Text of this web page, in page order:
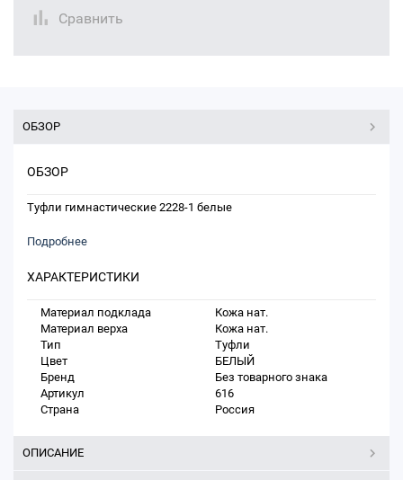
Сравнить
ОБЗОР
ОБЗОР
Туфли гимнастические 2228-1 белые
Подробнее
ХАРАКТЕРИСТИКИ
Материал подклада
Кожа нат.
Материал верха
Кожа нат.
Тип
Туфли
Цвет
БЕЛЫЙ
Бренд
Без товарного знака
Артикул
616
Страна
Россия
ОПИСАНИЕ